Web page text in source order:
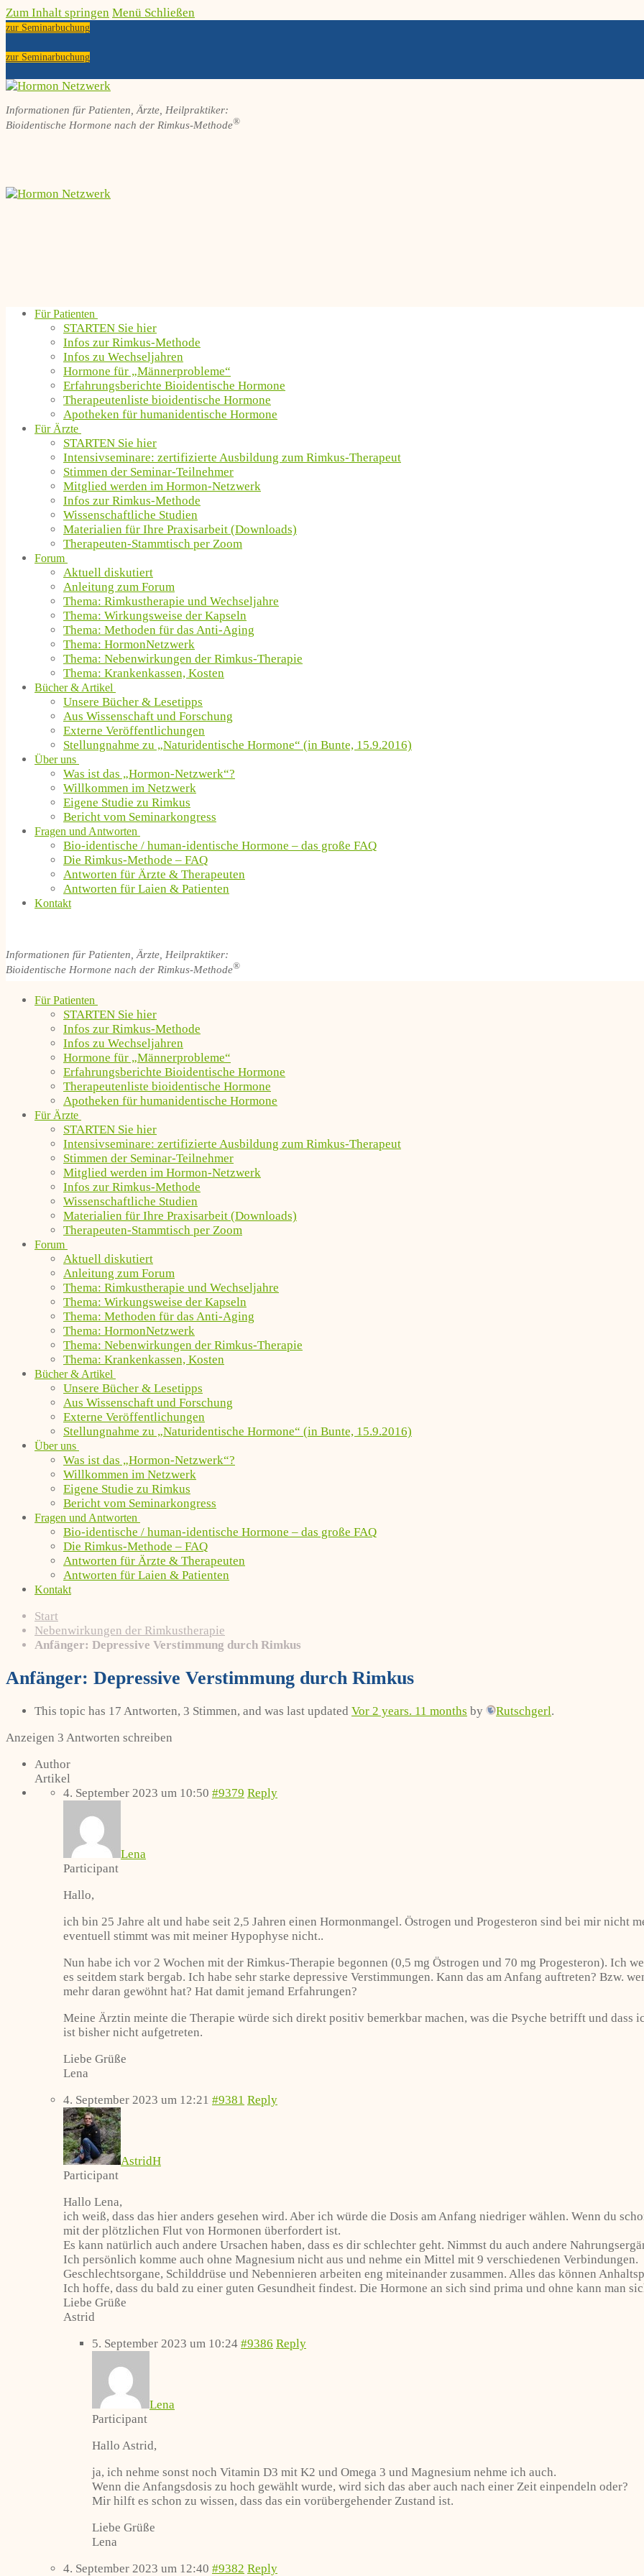
Zum Inhalt springen Menü Schließen
zur Seminarbuchung
zur Seminarbuchung
Informationen für Patienten, Ärzte, Heilpraktiker:
Bioidentische Hormone nach der Rimkus-Methode®
Für Patienten
STARTEN Sie hier
Infos zur Rimkus-Methode
Infos zu Wechseljahren
Hormone für „Männerprobleme“
Erfahrungsberichte Bioidentische Hormone
Therapeutenliste bioidentische Hormone
Apotheken für humanidentische Hormone
Für Ärzte
STARTEN Sie hier
Intensivseminare: zertifizierte Ausbildung zum Rimkus-Therapeut
Stimmen der Seminar-Teilnehmer
Mitglied werden im Hormon-Netzwerk
Infos zur Rimkus-Methode
Wissenschaftliche Studien
Materialien für Ihre Praxisarbeit (Downloads)
Therapeuten-Stammtisch per Zoom
Forum
Aktuell diskutiert
Anleitung zum Forum
Thema: Rimkustherapie und Wechseljahre
Thema: Wirkungsweise der Kapseln
Thema: Methoden für das Anti-Aging
Thema: HormonNetzwerk
Thema: Nebenwirkungen der Rimkus-Therapie
Thema: Krankenkassen, Kosten
Bücher & Artikel
Unsere Bücher & Lesetipps
Aus Wissenschaft und Forschung
Externe Veröffentlichungen
Stellungnahme zu „Naturidentische Hormone“ (in Bunte, 15.9.2016)
Über uns
Was ist das „Hormon-Netzwerk“?
Willkommen im Netzwerk
Eigene Studie zu Rimkus
Bericht vom Seminarkongress
Fragen und Antworten
Bio-identische / human-identische Hormone – das große FAQ
Die Rimkus-Methode – FAQ
Antworten für Ärzte & Therapeuten
Antworten für Laien & Patienten
Kontakt
Informationen für Patienten, Ärzte, Heilpraktiker:
Bioidentische Hormone nach der Rimkus-Methode®
Für Patienten
STARTEN Sie hier
Infos zur Rimkus-Methode
Infos zu Wechseljahren
Hormone für „Männerprobleme“
Erfahrungsberichte Bioidentische Hormone
Therapeutenliste bioidentische Hormone
Apotheken für humanidentische Hormone
Für Ärzte
STARTEN Sie hier
Intensivseminare: zertifizierte Ausbildung zum Rimkus-Therapeut
Stimmen der Seminar-Teilnehmer
Mitglied werden im Hormon-Netzwerk
Infos zur Rimkus-Methode
Wissenschaftliche Studien
Materialien für Ihre Praxisarbeit (Downloads)
Therapeuten-Stammtisch per Zoom
Forum
Aktuell diskutiert
Anleitung zum Forum
Thema: Rimkustherapie und Wechseljahre
Thema: Wirkungsweise der Kapseln
Thema: Methoden für das Anti-Aging
Thema: HormonNetzwerk
Thema: Nebenwirkungen der Rimkus-Therapie
Thema: Krankenkassen, Kosten
Bücher & Artikel
Unsere Bücher & Lesetipps
Aus Wissenschaft und Forschung
Externe Veröffentlichungen
Stellungnahme zu „Naturidentische Hormone“ (in Bunte, 15.9.2016)
Über uns
Was ist das „Hormon-Netzwerk“?
Willkommen im Netzwerk
Eigene Studie zu Rimkus
Bericht vom Seminarkongress
Fragen und Antworten
Bio-identische / human-identische Hormone – das große FAQ
Die Rimkus-Methode – FAQ
Antworten für Ärzte & Therapeuten
Antworten für Laien & Patienten
Kontakt
Start
Nebenwirkungen der Rimkustherapie
Anfänger: Depressive Verstimmung durch Rimkus
Anfänger: Depressive Verstimmung durch Rimkus
This topic has 17 Antworten, 3 Stimmen, and was last updated Vor 2 years. 11 months by Rutschgerl.
Anzeigen 3 Antworten schreiben
Author
Artikel
4. September 2023 um 10:50 #9379 Reply
Lena
Participant
Hallo,
ich bin 25 Jahre alt und habe seit 2,5 Jahren einen Hormonmangel. Östrogen und Progesteron sind bei mir nicht
eventuell stimmt was mit meiner Hypophyse nicht..
Nun habe ich vor 2 Wochen mit der Rimkus-Therapie begonnen (0,5 mg Östrogen und 70 mg Progesteron). Ich
es seitdem stark bergab. Ich habe sehr starke depressive Verstimmungen. Kann das am Anfang auftreten? Bzw.
mehr daran gewöhnt hat? Hat damit jemand Erfahrungen?
Meine Ärztin meinte die Therapie würde sich direkt positiv bemerkbar machen, was die Psyche betrifft und
ist bisher nicht aufgetreten.
Liebe Grüße
Lena
4. September 2023 um 12:21 #9381 Reply
AstridH
Participant
Hallo Lena,
ich weiß, dass das hier anders gesehen wird. Aber ich würde die Dosis am Anfang niedriger wählen. Wenn du
mit der plötzlichen Flut von Hormonen überfordert ist.
Es kann natürlich auch andere Ursachen haben, dass es dir schlechter geht. Nimmst du auch andere
Ich persönlich komme auch ohne Magnesium nicht aus und nehme ein Mittel mit 9 verschiedenen Verbindungen.
Geschlechtsorgane, Schilddrüse und Nebennieren arbeiten eng miteinander zusammen. Alles das können
Ich hoffe, dass du bald zu einer guten Gesundheit findest. Die Hormone an sich sind prima und ohne kann man
Liebe Grüße
Astrid
5. September 2023 um 10:24 #9386 Reply
Lena
Participant
Hallo Astrid,
ja, ich nehme sonst noch Vitamin D3 mit K2 und Omega 3 und Magnesium nehme ich auch.
Wenn die Anfangsdosis zu hoch gewählt wurde, wird sich das aber auch nach einer Zeit einpendeln oder?
Mir hilft es schon zu wissen, dass das ein vorübergehender Zustand ist.
Liebe Grüße
Lena
4. September 2023 um 12:40 #9382 Reply